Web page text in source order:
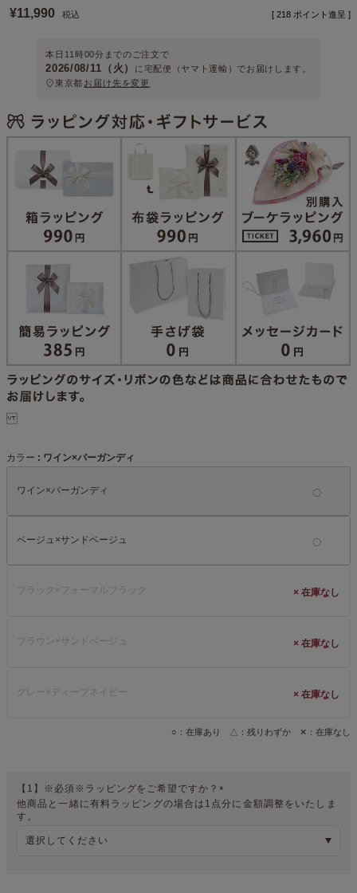
¥11,990 税込 [ 218 ポイント進呈 ]
本日 11時00分 までのご注文で
2026/08/11（火） に 宅配便（ヤマト運輸） でお届けします。
東京都 お届け先を変更
【1】※必須※ラッピングをご希望ですか？
(
他商品と一緒に有料ラッピングの場合は1点分に金額調整をいたしま
す。
カラー ワイン×バーガンディ
ワイン×バーガンディ
ベージュ×サンドベージュ
ブラック×フォーマルブラック ×
ブラウン×サンドベージュ ×
グレー×ディープネイビー ×
○：在庫あり △：残りわずか ✕：在庫なし